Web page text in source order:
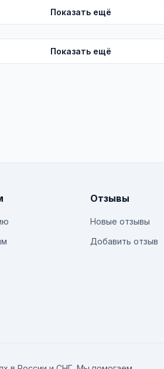
Показать ещё
Показать ещё
Отзывы
Новые отзывы
Добавить отзыв